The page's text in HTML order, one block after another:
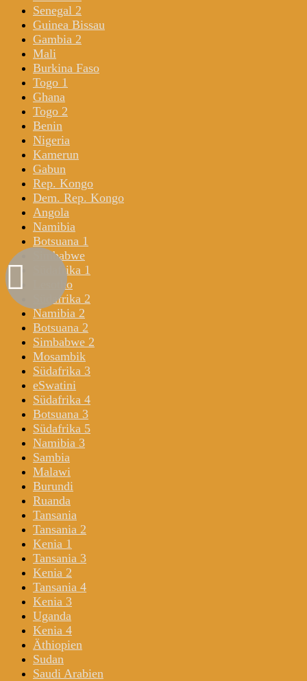
Senegal 2
Guinea Bissau
Gambia 2
Mali
Burkina Faso
Togo 1
Ghana
Togo 2
Benin
Nigeria
Kamerun
Gabun
Rep. Kongo
Dem. Rep. Kongo
Angola
Namibia
Botsuana 1
Simbabwe
Südafrika 1
Lesotho
Südafrika 2
Namibia 2
Botsuana 2
Simbabwe 2
Mosambik
Südafrika 3
eSwatini
Südafrika 4
Botsuana 3
Südafrika 5
Namibia 3
Sambia
Malawi
Burundi
Ruanda
Tansania
Tansania 2
Kenia 1
Tansania 3
Kenia 2
Tansania 4
Kenia 3
Uganda
Kenia 4
Äthiopien
Sudan
Saudi Arabien